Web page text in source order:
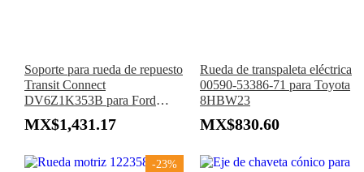
Soporte para rueda de repuesto
Transit Connect
DV6Z1K353B para Ford
Transit Connect 2014-2023
MX$1,431.17
Rueda de transpaleta eléctrica
00590-53386-71 para Toyota
8HBW23
MX$830.60
-23%